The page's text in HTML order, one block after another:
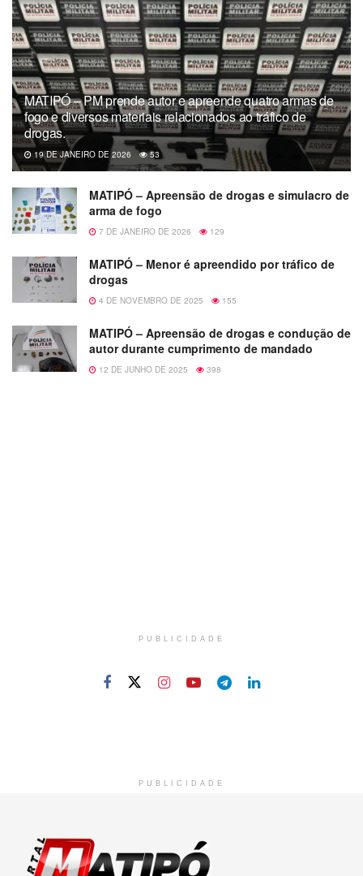
MATIPÓ – PM prende autor e apreende quatro armas de
fogo e diversos materiais relacionados ao tráfico de
drogas.
19 DE JANEIRO DE 2026 53
MATIPÓ – Apreensão de drogas e simulacro de
arma de fogo
7 DE JANEIRO DE 2026 129
MATIPÓ – Menor é apreendido por tráfico de
drogas
4 DE NOVEMBRO DE 2025 155
MATIPÓ – Apreensão de drogas e condução de
autor durante cumprimento de mandado
12 DE JUNHO DE 2025 398
PUBLICIDADE
PUBLICIDADE